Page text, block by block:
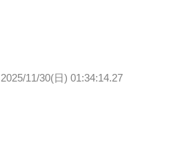
2025/11/30(日) 01:34:14.27